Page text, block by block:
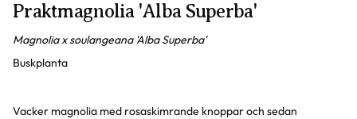
Praktmagnolia 'Alba Superba'
Magnolia x soulangeana 'Alba Superba'
Buskplanta
Vacker magnolia med rosaskimrande knoppar och sedan